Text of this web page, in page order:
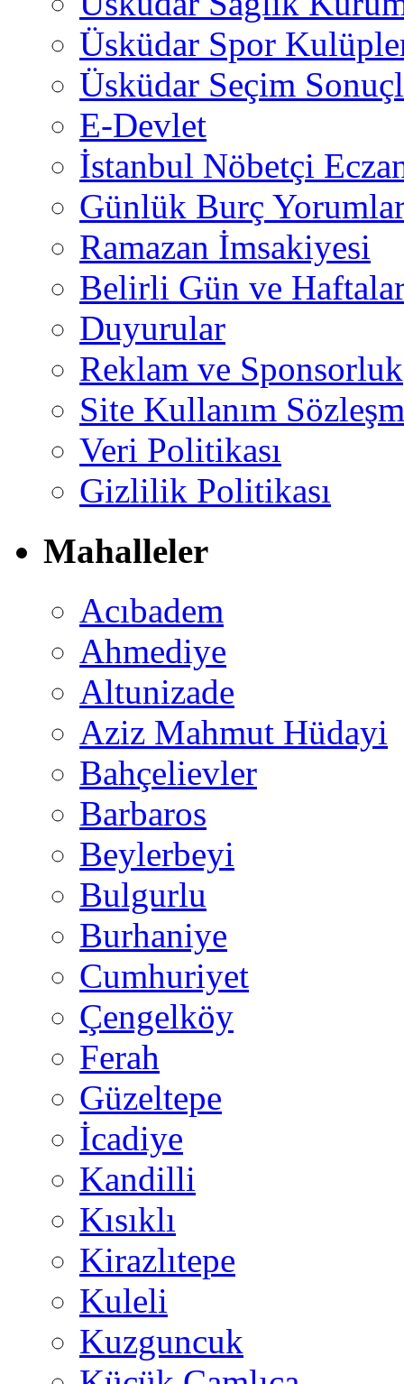
Üsküdar Spor
Üsküdar Seçim
E-Devlet
İstanbul Nöbetçi
Günlük Burç
Ramazan İmsakiyesi
Belirli Gün ve
Duyurular
Reklam ve Sponsorluk
Site Kullanım
Veri Politikası
Gizlilik Politikası
Mahalleler
Acıbadem
Ahmediye
Altunizade
Aziz Mahmut Hüdayi
Bahçelievler
Barbaros
Beylerbeyi
Bulgurlu
Burhaniye
Cumhuriyet
Çengelköy
Ferah
Güzeltepe
İcadiye
Kandilli
Kısıklı
Kirazlıtepe
Kuleli
Kuzguncuk